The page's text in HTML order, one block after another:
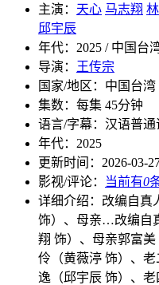
主演： 天心 马志翔
邱宇辰
年代： 2025 / 中国台
导演：
王传宗
国家/地区： 中国台湾
集数： 每集 45分钟
语言/字幕： 汉语普通
年代： 2025
更新时间： 2026-03-
影视/评论：
当前有0
详细介绍： 改编自真
饰）、母亲…改编自
翔 饰）、母亲郭富
伶（黄薇渟 饰）、
逸（邱宇辰 饰）、